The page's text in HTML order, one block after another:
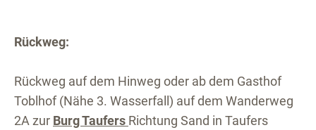
Rückweg:
Rückweg auf dem Hinweg oder ab dem Gasthof
Toblhof (Nähe 3. Wasserfall) auf dem Wanderweg
2A zur Burg Taufers Richtung Sand in Taufers